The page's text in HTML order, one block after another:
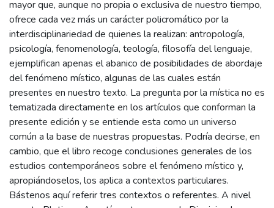
mayor que, aunque no propia o exclusiva de nuestro tiempo,
ofrece cada vez más un carácter policromático por la
interdisciplinariedad de quienes la realizan: antropología,
psicología, fenomenología, teología, filosofía del lenguaje,
ejemplifican apenas el abanico de posibilidades de abordaje
del fenómeno místico, algunas de las cuales están
presentes en nuestro texto. La pregunta por la mística no es
tematizada directamente en los artículos que conforman la
presente edición y se entiende esta como un universo
común a la base de nuestras propuestas. Podría decirse, en
cambio, que el libro recoge conclusiones generales de los
estudios contemporáneos sobre el fenómeno místico y,
apropiándoselos, los aplica a contextos particulares.
Bástenos aquí referir tres contextos o referentes. A nivel